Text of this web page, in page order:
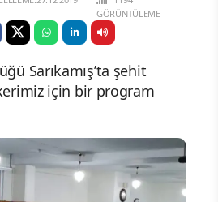
GÖRÜNTÜLEME
Sarıkamış’ta şehit
için bir program